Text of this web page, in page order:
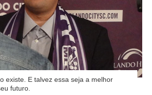
existe. E talvez essa seja a melhor
futuro.